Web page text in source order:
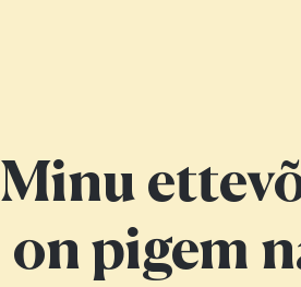
Minu
on pigem